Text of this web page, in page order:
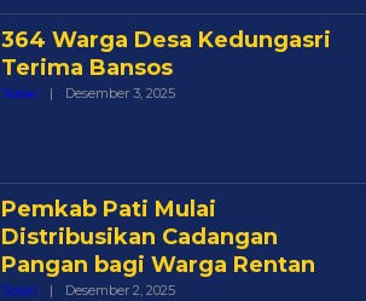
364 Warga Desa Kedungasri
Terima Bansos
Sosial | Desember 3, 2025Oleh
Pemkab Pati Mulai
Distribusikan Cadangan
Pangan bagi Warga Rentan
Sosial | Desember 2, 2025Oleh